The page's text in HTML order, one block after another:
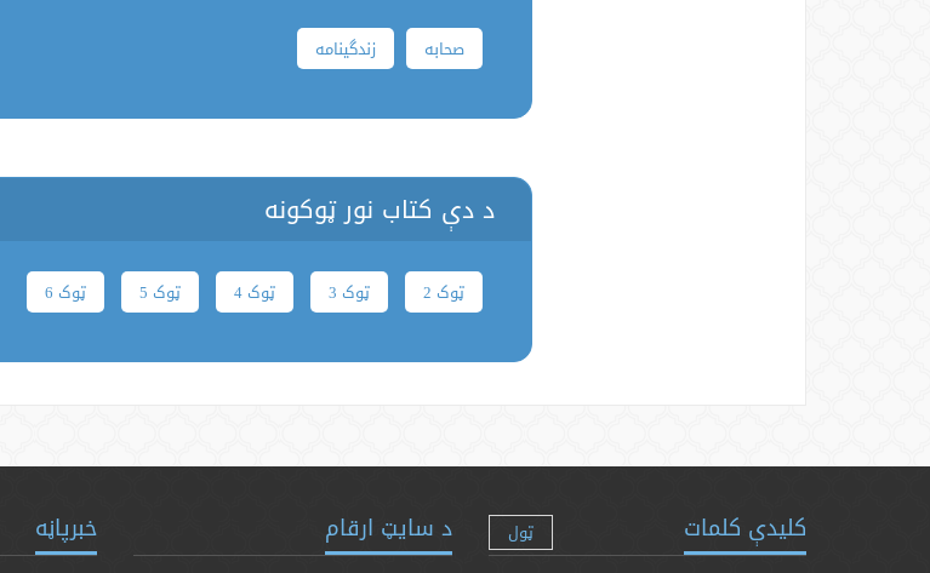
صحابه زندگینامه
د دې کتاب نور ټوکونه
ټوک 2 ټوک 3 ټوک 4 ټوک 5 ټوک 6
کلیدې کلمات ټول د سایټ ارقام خبرپاڼه